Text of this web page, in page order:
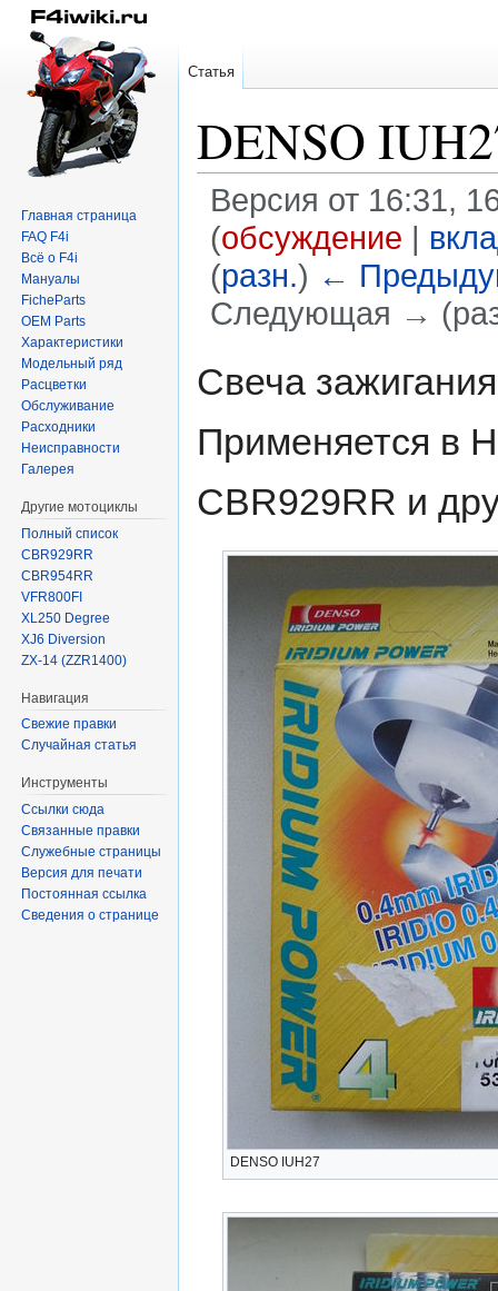
DENSO
Версия от 16:31,
(обсуждение |
(разн.) ←
Следующая →
ккСвеча
Применяется в
CBR929RR и
DENSO IUH27
Статья
Главная страница
FAQ F4i
Всё о F4i
Мануалы
FicheParts
OEM Parts
Характеристики
Модельный ряд
Расцветки
Обслуживание
Расходники
Неисправности
Галерея
Другие мотоциклы
Полный список
CBR929RR
CBR954RR
VFR800FI
XL250 Degree
XJ6 Diversion
ZX-14 (ZZR1400)
Навигация
Свежие правки
Случайная статья
Инструменты
Ссылки сюда
Связанные правки
Служебные страницы
Версия для печати
Постоянная ссылка
Сведения о странице